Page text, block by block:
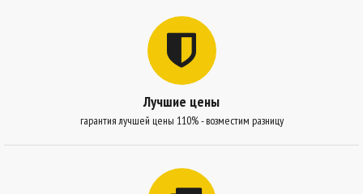
Лучшие цены
гарантия лучшей цены 110% - возместим разницу